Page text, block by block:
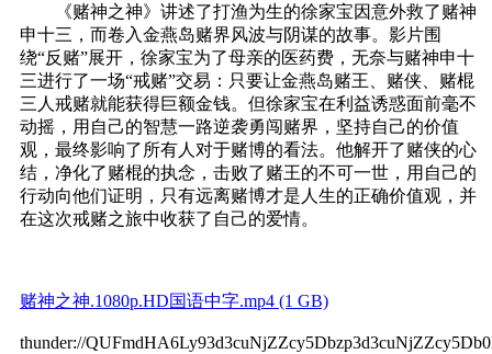
《赌神之神》讲述了打渔为生的徐家宝因意外救了赌神
申十三，而卷入金燕岛赌界风波与阴谋的故事。影片围
绕“反赌”展开，徐家宝为了母亲的医药费，无奈与赌神申十
三进行了一场“戒赌”交易：只要让金燕岛赌王、赌侠、赌棍
三人戒赌就能获得巨额金钱。但徐家宝在利益诱惑面前毫不
动摇，用自己的智慧一路逆袭勇闯赌界，坚持自己的价值
观，最终影响了所有人对于赌博的看法。他解开了赌侠的心
结，净化了赌棍的执念，击败了赌王的不可一世，用自己的
行动向他们证明，只有远离赌博才是人生的正确价值观，并
在这次戒赌之旅中收获了自己的爱情。
赌神之神.1080p.HD国语中字.mp4 (1 GB)
thunder://